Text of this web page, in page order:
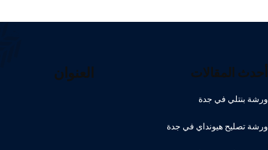
أحدث المقالات
ورشة بنتلي في جدة
ورشة تصليح هيونداي في جدة
العنوان